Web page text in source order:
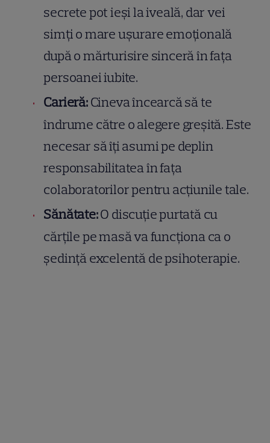
secrete pot ieși la iveală, dar vei
simți o mare ușurare emoțională
după o mărturisire sinceră în fața
persoanei iubite.
Carieră:Cineva încearcă să te
îndrume către o alegere greșită. Este
necesar să îți asumi pe deplin
responsabilitatea în fața
colaboratorilor pentru acțiunile tale.
Sănătate:O discuție purtată cu
cărțile pe masă va funcționa ca o
ședință excelentă de psihoterapie.